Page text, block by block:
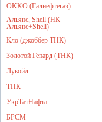
OKKO (Галнефтегаз)
Альянс, Shell (НК
Альянс+Shell)
Кло (джоббер ТНК)
Золотой Гепард (ТНК)
Лукойл
ТНК
УкрТатНафта
БРСМ